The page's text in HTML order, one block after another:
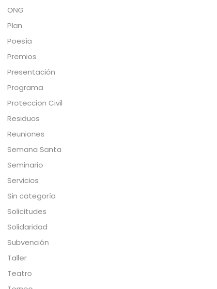
ONG
Plan
Poesía
Premios
Presentación
Programa
Proteccion Civil
Residuos
Reuniones
Semana Santa
Seminario
Servicios
Sin categoría
Solicitudes
Solidaridad
Subvención
Taller
Teatro